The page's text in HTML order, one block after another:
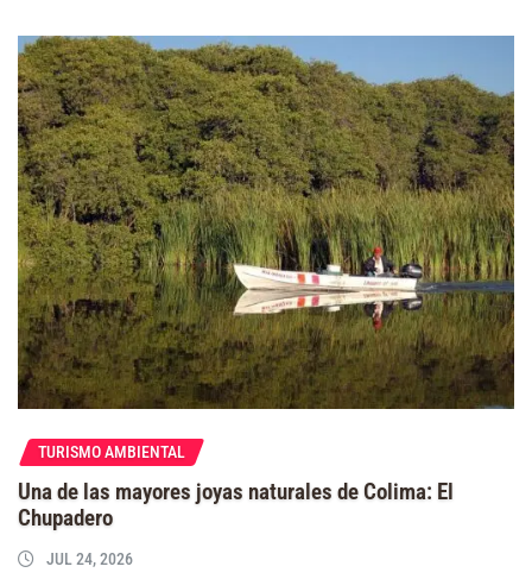
TURISMO AMBIENTAL
Una de las mayores joyas naturales de Colima: El
Chupadero
JUL 24, 2026